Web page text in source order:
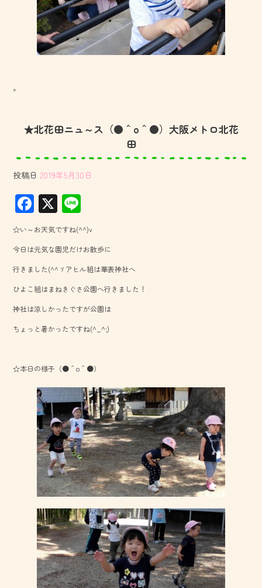
。
★北花田ニュ～ス（●＾o＾●）大阪メトロ北花
田
投稿日 2019年5月30日
F
ac
e
b
o
ok
X
ne
☆い～お天気ですね(^^)v
今日は元気な園児だけお散歩に
行きました(^^ゞアヒル組は華表神社へ
ひよこ組はまねきぐさ公園へ行きました！
神社は涼しかったですが公園は
ちょっと暑かったですね(^_^;)
☆本日の様子（●＾o＾●）